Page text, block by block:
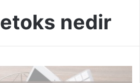
nedir